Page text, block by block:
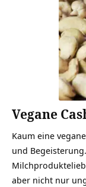
Vegane
Kaum eine
und
aber nicht nur